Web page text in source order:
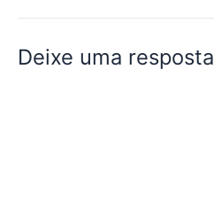
Deixe uma resposta